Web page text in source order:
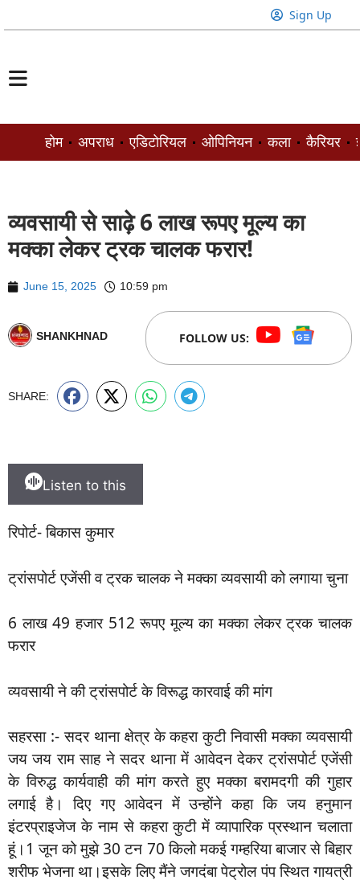
Sign Up
होम अपराध एडिटोरियल ओपिनियन कला कैरियर
व्यवसायी से साढ़े 6 लाख रूपए मूल्य का
मक्का लेकर ट्रक चालक फरार!
June 15, 2025 10:59 pm
SHANKHNAD FOLLOW US:
SHARE:
Listen to this
रिपोर्ट- बिकास कुमार
ट्रांसपोर्ट एजेंसी व ट्रक चालक ने मक्का व्यवसायी को लगाया चुना
6 लाख 49 हजार 512 रूपए मूल्य का मक्का लेकर ट्रक चालक
फरार
व्यवसायी ने की ट्रांसपोर्ट के विरूद्ध कारवाई की मांग
सहरसा :- सदर थाना क्षेत्र के कहरा कुटी निवासी मक्का व्यवसायी
जय जय राम साह ने सदर थाना में आवेदन देकर ट्रांसपोर्ट एजेंसी
के विरुद्ध कार्यवाही की मांग करते हुए मक्का बरामदगी की गुहार
लगाई है। दिए गए आवेदन में उन्होंने कहा कि जय हनुमान
इंटरप्राइजेज के नाम से कहरा कुटी में व्यापारिक प्रस्थान चलाता
हूं।1 जून को मुझे 30 टन 70 किलो मकई गम्हरिया बाजार से बिहार
शरीफ भेजना था।इसके लिए मैंने जगदंबा पेट्रोल पंप स्थित गायत्री